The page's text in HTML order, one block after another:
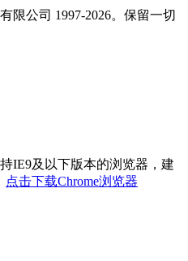
限公司 1997-2026。保留一切
IE9及以下版本的浏览器，建
点击下载Chrome浏览器